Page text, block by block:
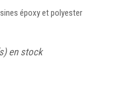
époxy et polyester
en stock